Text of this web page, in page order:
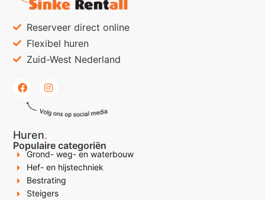
Reserveer direct online
Flexibel huren
Zuid-West Nederland
Huren.
Populaire categoriën
Grond- weg- en waterbouw
Hef- en hijstechniek
Bestrating
Steigers